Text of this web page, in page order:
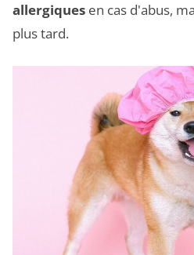
allergiques en cas d'abus,
plus tard.